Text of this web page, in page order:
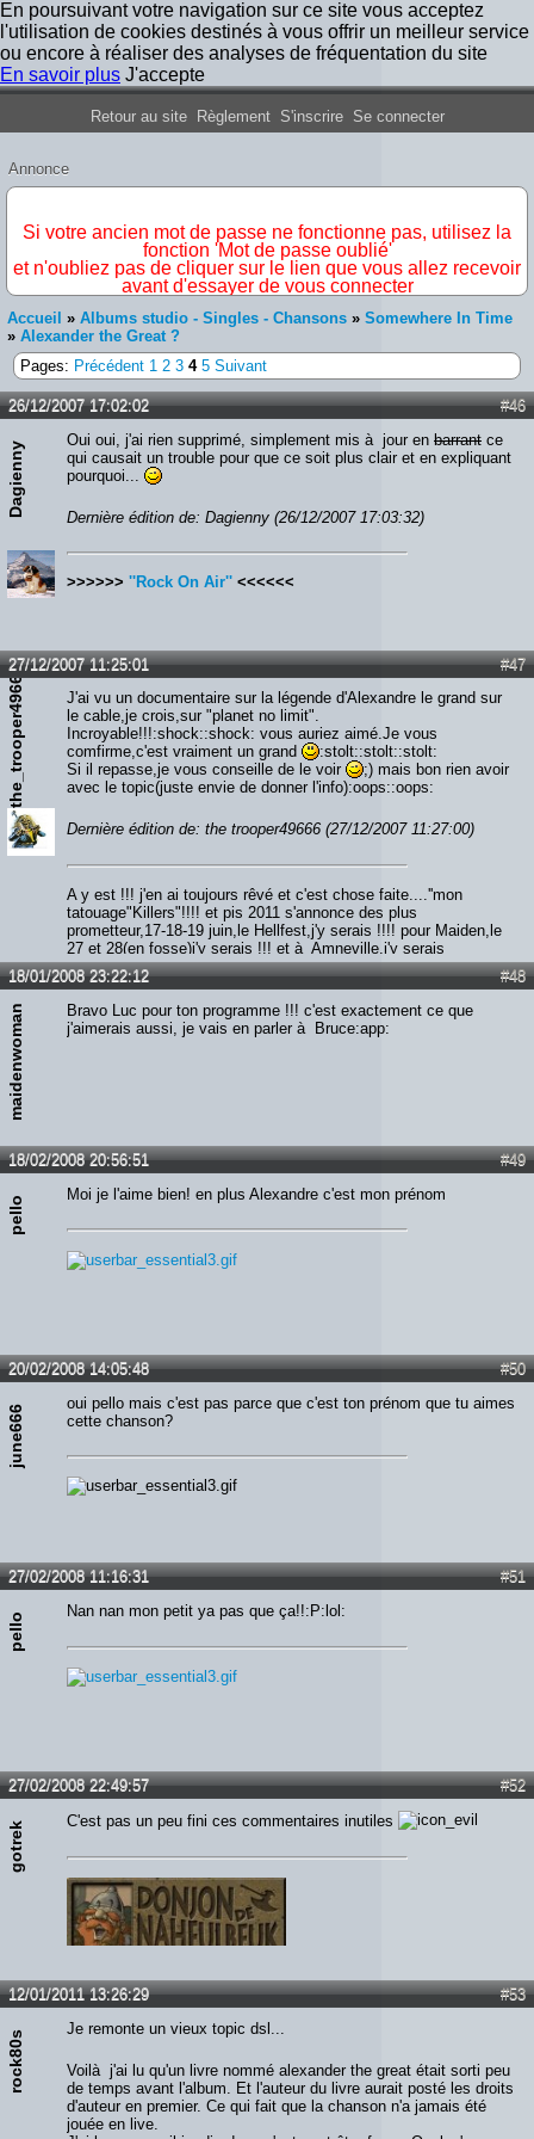
En poursuivant votre navigation sur ce site vous acceptez
l'utilisation de cookies destinés à vous offrir un meilleur service
ou encore à réaliser des analyses de fréquentation du site
En savoir plus J'accepte
Forum Iron Maiden France
Retour au site Règlement S'inscrire Se connecter
Annonce
Si votre ancien mot de passe ne fonctionne pas, utilisez la
fonction 'Mot de passe oublié'
et n'oubliez pas de cliquer sur le lien que vous allez recevoir
avant d'essayer de vous connecter
Accueil » Albums studio - Singles - Chansons » Somewhere In Time
» Alexander the Great ?
Pages: Précédent 1 2 3 4 5 Suivant
#46
26/12/2007 17:02:02
Dagienny
Oui oui, j'ai rien supprimé, simplement mis à jour en barrant ce
qui causait un trouble pour que ce soit plus clair et en expliquant
pourquoi...
Dernière édition de: Dagienny (26/12/2007 17:03:32)
>>>>>> ''Rock On Air'' <<<<<<
#47
27/12/2007 11:25:01
the_trooper49666
J'ai vu un documentaire sur la légende d'Alexandre le grand sur
le cable,je crois,sur "planet no limit".
Incroyable!!!:shock::shock: vous auriez aimé.Je vous
comfirme,c'est vraiment un grand
:stolt::stolt::stolt:
Si il repasse,je vous conseille de le voir
;) mais bon rien avoir
avec le topic(juste envie de donner l'info):oops::oops:
Dernière édition de: the trooper49666 (27/12/2007 11:27:00)
A y est !!! j'en ai toujours rêvé et c'est chose faite....''mon
tatouage"Killers"!!!! et pis 2011 s'annonce des plus
prometteur,17-18-19 juin,le Hellfest,j'y serais !!!! pour Maiden,le
27 et 28(en fosse)j'y serais !!! et à Amneville,j'y serais
également !!!!! alors qui m'aime me suive...Screammmmm
Forrrrr Meeeee!!!!!!
#48
18/01/2008 23:22:12
maidenwoman
Bravo Luc pour ton programme !!! c'est exactement ce que
j'aimerais aussi, je vais en parler à Bruce:app:
#49
18/02/2008 20:56:51
pello
Moi je l'aime bien! en plus Alexandre c'est mon prénom
#50
20/02/2008 14:05:48
june666
oui pello mais c'est pas parce que c'est ton prénom que tu aimes
cette chanson?
#51
27/02/2008 11:16:31
pello
Nan nan mon petit ya pas que ça!!:P:lol:
#52
27/02/2008 22:49:57
gotrek C'est pas un peu fini ces commentaires inutiles
#53
12/01/2011 13:26:29
rock80s
Je remonte un vieux topic dsl...
Voilà j'ai lu qu'un livre nommé alexander the great était sorti peu
de temps avant l'album. Et l'auteur du livre aurait posté les droits
d'auteur en premier. Ce qui fait que la chanson n'a jamais été
jouée en live.